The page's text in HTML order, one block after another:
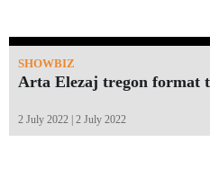
SHOWBIZ
Arta Elezaj tregon format
2 July 2022 | 2 July 2022